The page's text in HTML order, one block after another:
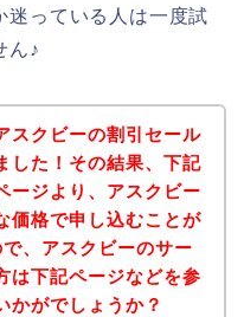
迷っている人は一度試
ん♪
スクビーの割引セール
した！その結果、下記
ージより、アスクビー
価格で申し込むことが
、アスクビーのサー
は下記ページなどを参
かがでしょうか？